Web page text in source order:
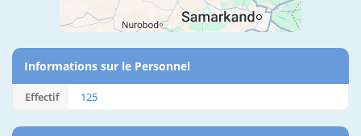
Informations sur le Personnel
Effectif 125